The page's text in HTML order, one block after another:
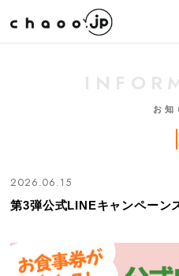
お知
2026.06.15
第3弾公式LINEキャンペーン